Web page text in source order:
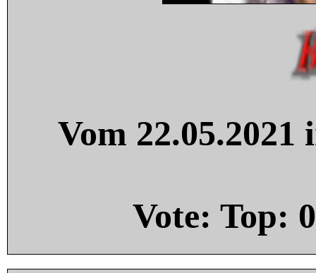
Vom
Vote: Top: 0